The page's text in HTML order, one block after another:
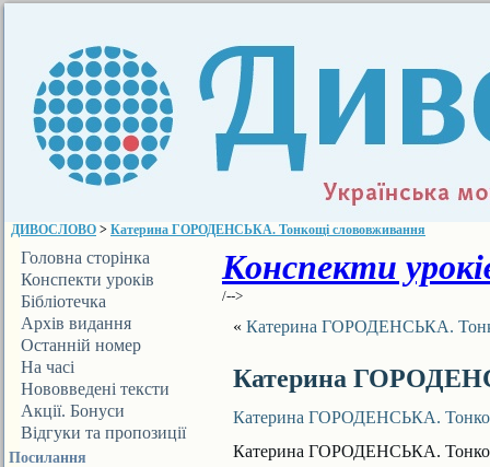
ДИВОСЛОВО > Катерина ГОРОДЕНСЬКА. Тонкощі слововживання
Головна сторінка
Конспекти уроків
Бібліотечка
ДИВОСЛОВА
Архів видання
Останній номер
На часі
Нововведені тексти
Акції. Бонуси
Відгуки та пропозиції
Посилання
Конспекти
/-->
« Катерина ГОРОДЕНСЬКА.
Катерина
Катерина ГОРОДЕНСЬКА.
Катерина ГОРОДЕНСЬКА.